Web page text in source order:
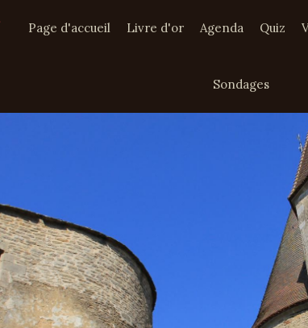
Page d'accueil Livre d'or Agenda Quiz
Sondages